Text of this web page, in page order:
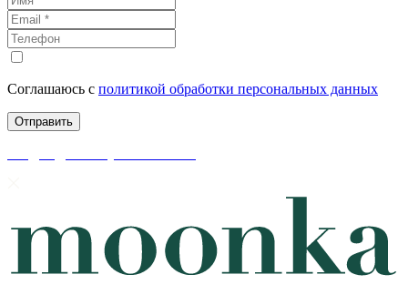
Соглашаюсь с политикой обработки персональных данных